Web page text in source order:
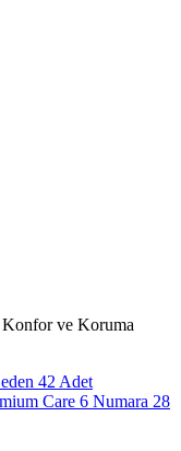
Konfor ve Koruma
42 Adet
Care 6 Numara 28